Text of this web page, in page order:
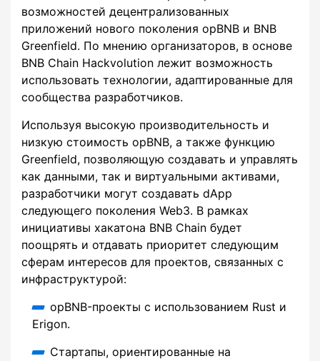
возможностей децентрализованных
приложений нового поколения opBNB и BNB
Greenfield. По мнению организаторов, в основе
BNB Chain Hackvolution лежит возможность
использовать технологии, адаптированные для
сообщества разработчиков.
Используя высокую производительность и
низкую стоимость opBNB, а также функцию
Greenfield, позволяющую создавать и управлять
как данными, так и виртуальными активами,
разработчики могут создавать dApp
следующего поколения Web3. В рамках
инициативы хакатона BNB Chain будет
поощрять и отдавать приоритет следующим
сферам интересов для проектов, связанных с
инфраструктурой:
opBNB-проекты с использованием Rust и
Erigon.
Стартапы, ориентированные на